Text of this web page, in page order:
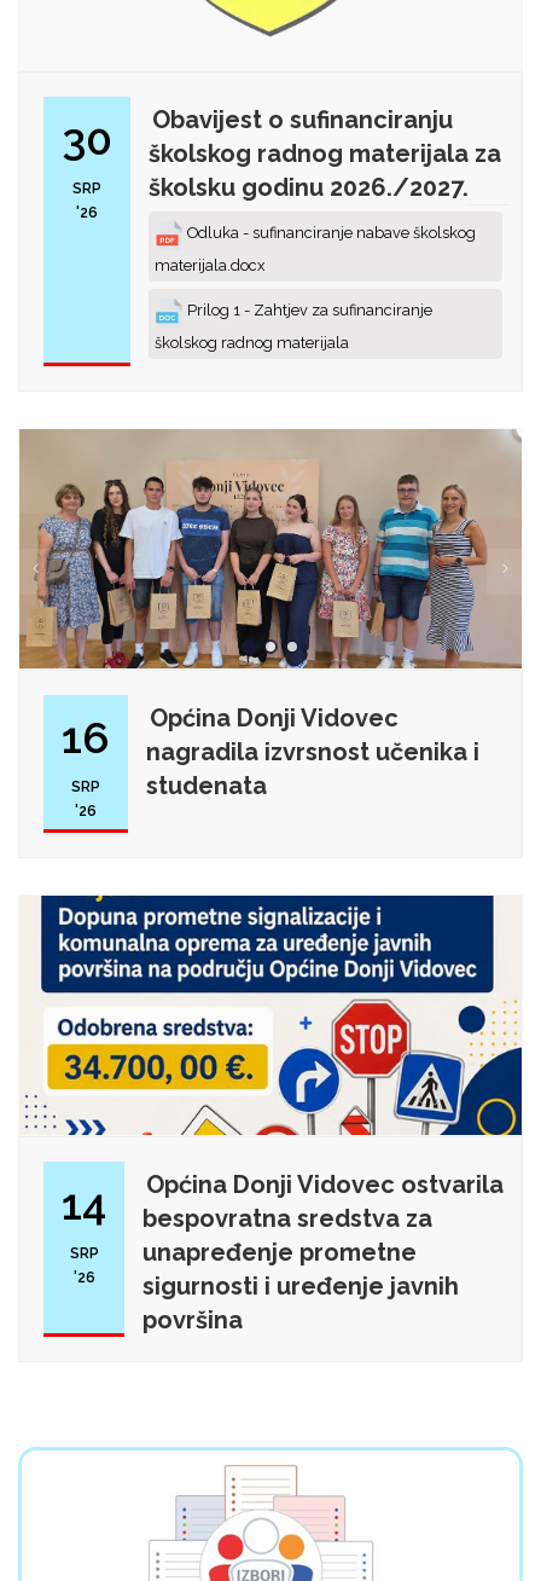
30
SRP
'26
Obavijest o sufinanciranju
školskog radnog materijala za
školsku godinu 2026./2027.
Odluka - sufinanciranje nabave školskog
materijala.docx
Prilog 1 - Zahtjev za sufinanciranje
školskog radnog materijala
16
SRP
'26
Općina Donji Vidovec
nagradila izvrsnost učenika i
studenata
14
SRP
'26
Općina Donji Vidovec ostvarila
bespovratna sredstva za
unapređenje prometne
sigurnosti i uređenje javnih
površina